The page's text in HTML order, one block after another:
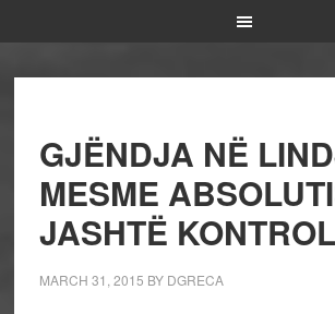
GJËNDJA NË
MESME
JASHTË
MARCH 31, 2015 BY DGRECA